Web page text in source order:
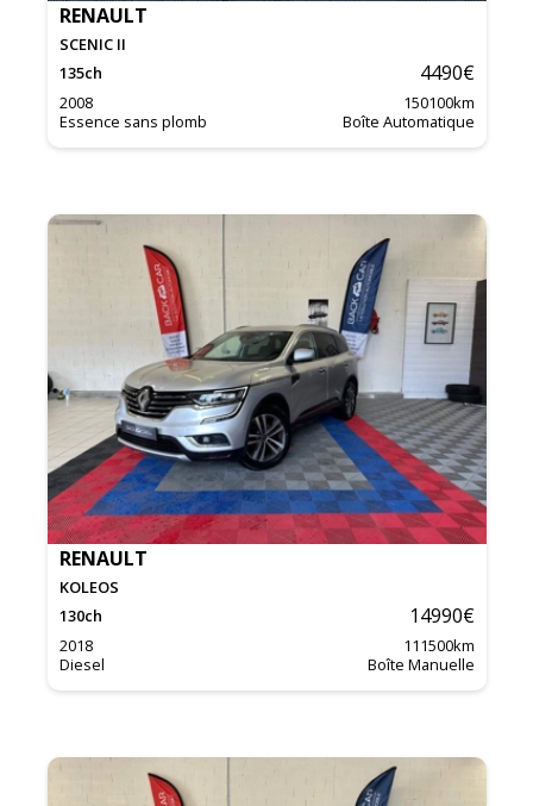
RENAULT
SCENIC II
135ch 4490€
2008 150100km
Essence sans plomb
Boîte Automatique
RENAULT
KOLEOS
130ch 14990€
2018 111500km
Diesel
Boîte Manuelle